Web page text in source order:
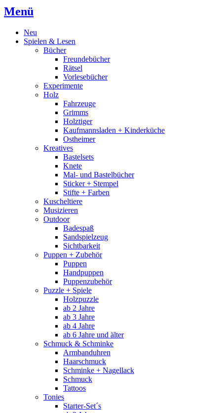
Menü
Neu
Spielen & Lesen
Bücher
Freundebücher
Rätsel
Vorlesebücher
Experimente
Holz
Fahrzeuge
Grimms
Holztiger
Kaufmannsladen + Kinderküche
Ostheimer
Kreatives
Bastelsets
Knete
Mal- und Bastelbücher
Sticker + Stempel
Stifte + Farben
Kuscheltiere
Musizieren
Outdoor
Badespaß
Sandspielzeug
Sichtbarkeit
Puppen + Zubehör
Puppen
Handpuppen
Puppenzubehör
Puzzle + Spiele
Holzpuzzle
ab 2 Jahre
ab 3 Jahre
ab 4 Jahre
ab 6 Jahre und älter
Schmuck & Schminke
Armbanduhren
Haarschmuck
Schminke + Nagellack
Schmuck
Tattoos
Tonies
Starter-Set´s